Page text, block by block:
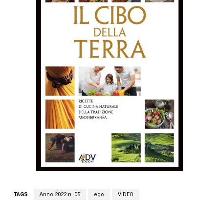
TAGS Anno 2022 n. 05 ego VIDEO